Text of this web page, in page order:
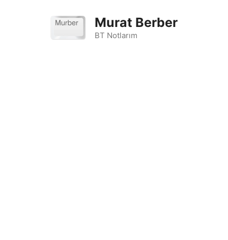
Murat Berber
BT Notlarım